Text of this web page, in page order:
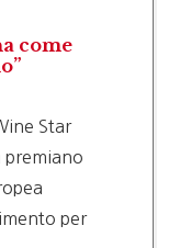
come
Star
premiano
per